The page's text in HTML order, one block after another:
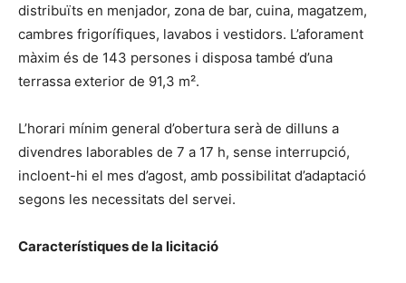
distribuïts en menjador, zona de bar, cuina, magatzem,
cambres frigorífiques, lavabos i vestidors. L’aforament
màxim és de 143 persones i disposa també d’una
terrassa exterior de 91,3 m².
L’horari mínim general d’obertura serà de dilluns a
divendres laborables de 7 a 17 h, sense interrupció,
incloent-hi el mes d’agost, amb possibilitat d’adaptació
segons les necessitats del servei.
Característiques de la licitació